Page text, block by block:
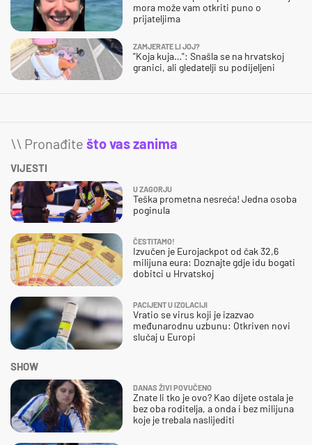
mora može vam otkriti puno o
prijateljima
ZAMJERATE LI JOJ?
"Koja kuja…": Snašla se na hrvatskoj
granici, ali gledatelji su podijeljeni
\\ Pronađite što vas zanima
VIJESTI
U ZAGORJU
Teška prometna nesreća! Jedna osoba
poginula
ČESTITAMO!
Izvučen je Eurojackpot od čak 32,6
milijuna eura: Doznajte gdje idu bogati
dobitci u Hrvatskoj
PACIJENT U IZOLACIJI
Vratio se virus koji je izazvao
međunarodnu uzbunu: Otkriven novi
slučaj u Europi
SHOW
DANAS ŽIVI POVUČENO
Znate li tko je ovo? Kao dijete ostala je
bez oba roditelja, a onda i bez milijuna
koje je trebala naslijediti